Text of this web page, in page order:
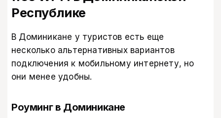
Республике​
В Доминикане у туристов есть еще
несколько альтернативных вариантов
подключения к мобильному интернету, но
они менее удобны.
Роуминг в Доминикане